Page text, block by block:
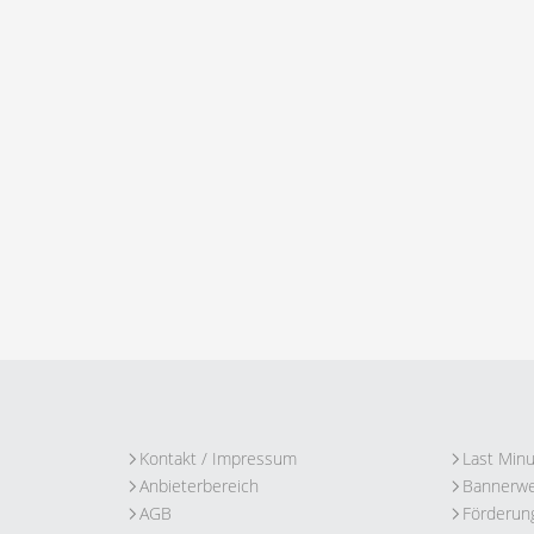
Kontakt / Impressum
Anbieterbereich
AGB
Last